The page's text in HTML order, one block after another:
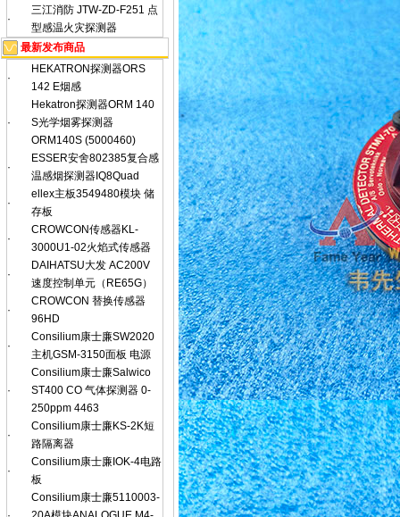
·
三江消防 JTW-ZD-F251 点
型感温火灾探测器
最新发布商品
·
HEKATRON探测器ORS
142 E烟感
·
Hekatron探测器ORM 140
S光学烟雾探测器
ORM140S (5000460)
·
ESSER安舍802385复合感
温感烟探测器IQ8Quad
·
ellex主板3549480模块 储
存板
·
CROWCON传感器KL-
3000U1-02火焰式传感器
·
DAIHATSU大发 AC200V
速度控制单元（RE65G）
·
CROWCON 替换传感器
96HD
·
Consilium康士廉SW2020
主机GSM-3150面板 电源
·
Consilium康士廉Salwico
ST400 CO 气体探测器 0-
250ppm 4463
·
Consilium康士廉KS-2K短
路隔离器
·
Consilium康士廉IOK-4电路
板
Consilium康士廉5110003-